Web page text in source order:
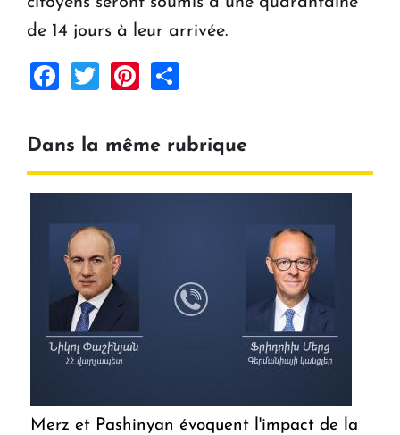
de 14 jours à leur arrivée.
Facebook
TwitterPinterest
Dans la même rubrique
Merz et Pashinyan évoquent l'impact de la